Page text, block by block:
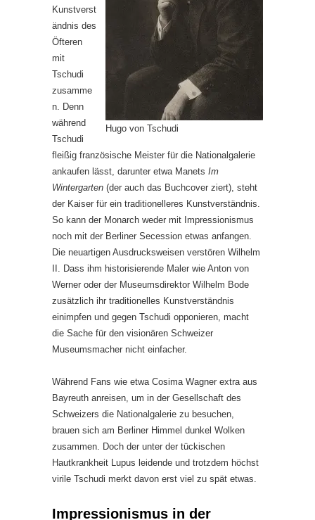
Hugo von Tschudi
Kunstverst
ändnis des
Öfteren
mit
Tschudi
zusamme
n. Denn
während
Tschudi
fleißig französische Meister für die Nationalgalerie
ankaufen lässt, darunter etwa Manets Im
Wintergarten (der auch das Buchcover ziert), steht
der Kaiser für ein traditionelleres Kunstverständnis.
So kann der Monarch weder mit Impressionismus
noch mit der Berliner Secession etwas anfangen.
Die neuartigen Ausdrucksweisen verstören Wilhelm
II. Dass ihm historisierende Maler wie Anton von
Werner oder der Museumsdirektor Wilhelm Bode
zusätzlich ihr traditionelles Kunstverständnis
einimpfen und gegen Tschudi opponieren, macht
die Sache für den visionären Schweizer
Museumsmacher nicht einfacher.
Während Fans wie etwa Cosima Wagner extra aus
Bayreuth anreisen, um in der Gesellschaft des
Schweizers die Nationalgalerie zu besuchen,
brauen sich am Berliner Himmel dunkel Wolken
zusammen. Doch der unter der tückischen
Hautkrankheit Lupus leidende und trotzdem höchst
virile Tschudi merkt davon erst viel zu spät etwas.
Impressionismus in der